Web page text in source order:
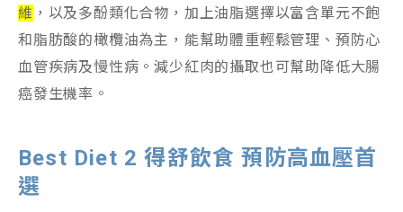
維 ，以及多酚類化合物，加上油脂選擇以富含單元不飽
和脂肪酸的橄欖油為主，能幫助體重輕鬆管理、預防心
血管疾病及慢性病。減少紅肉的攝取也可幫助降低大腸
癌發生機率。
Best Diet 2 得舒飲食 預防高血壓首
選